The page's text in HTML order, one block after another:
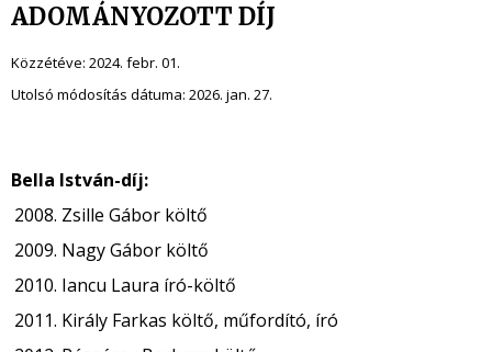
ADOMÁNYOZOTT DÍJ
Közzétéve: 2024. febr. 01.
Utolsó módosítás dátuma: 2026. jan. 27.
Bella István-díj:
Zsille Gábor költő
Nagy Gábor költő
Iancu Laura író-költő
Király Farkas költő, műfordító, író